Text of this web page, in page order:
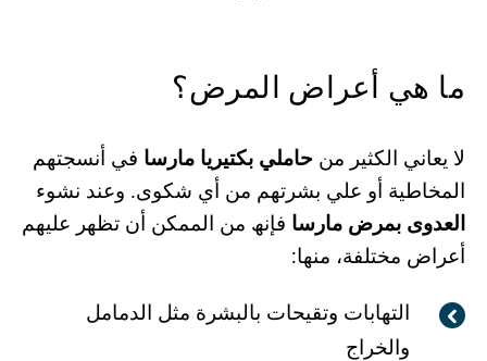
ما ھي أعراض المرض؟
لا یعاني الكثیر من حاملي بكتیریا مارسا في أنسجتھم
المخاطیة أو علي بشرتھم من أي شكوى. وعند نشوء
العدوى بمرض مارسا فإنھ من الممكن أن تظھر علیھم
أعراض مختلفة، منھا:
التھابات وتقیحات بالبشرة مثل الدمامل
والخراج